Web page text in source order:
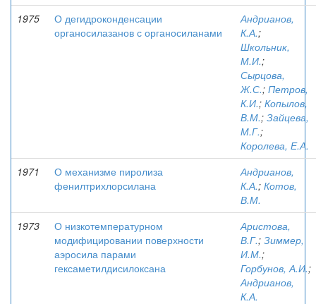
1975
О дегидроконденсации
органосилазанов с органосиланами
Андрианов,
К.А.;
Школьник,
М.И.;
Сырцова,
Ж.С.; Петров,
К.И.; Копылов,
В.М.; Зайцева,
М.Г.;
Королева, Е.А.
1971
О механизме пиролиза
фенилтрихлорсилана
Андрианов,
К.А.; Котов,
В.М.
1973
О низкотемпературном
модифицировании поверхности
аэросила парами
гексаметилдисилоксана
Аристова,
В.Г.; Зиммер,
И.М.;
Горбунов, А.И.;
Андрианов,
К.А.